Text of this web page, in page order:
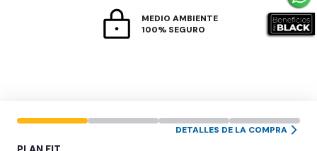
DETALLES DE LA COMPRA
MEDIO AMBIENTE
100% SEGURO